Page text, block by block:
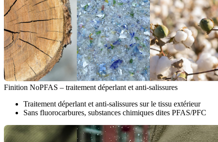
Finition NoPFAS – traitement déperlant et anti-salissures
Traitement déperlant et anti-salissures sur le tissu extérieur
Sans fluorocarbures, substances chimiques dites PFAS/PFC